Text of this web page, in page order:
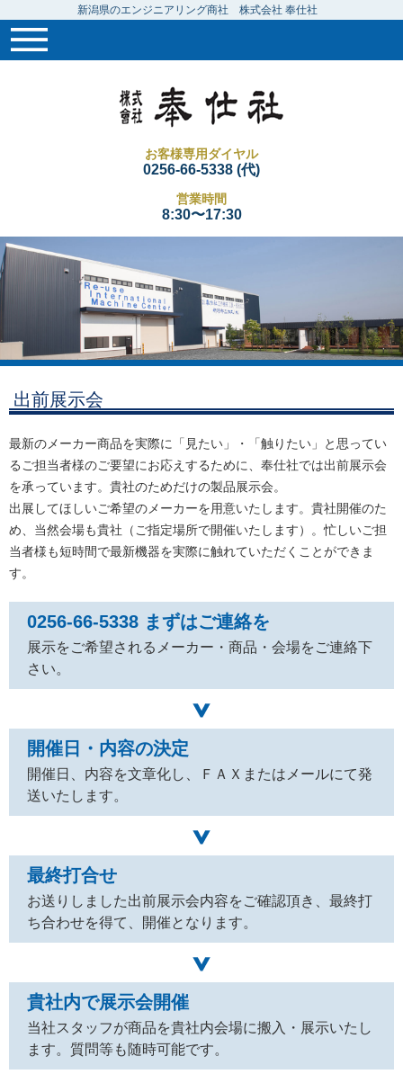
新潟県のエンジニアリング商社 株式会社 奉仕社
お客様専用ダイヤル
0256-66-5338 (代)
営業時間
8:30〜17:30
出前展示会
最新のメーカー商品を実際に「見たい」・「触りたい」と思ってい
るご担当者様のご要望にお応えするために、奉仕社では出前展示会
を承っています。貴社のためだけの製品展示会。
出展してほしいご希望のメーカーを用意いたします。貴社開催のた
め、当然会場も貴社（ご指定場所で開催いたします）。忙しいご担
当者様も短時間で最新機器を実際に触れていただくことができま
す。
0256-66-5338 まずはご連絡を
展示をご希望されるメーカー・商品・会場をご連絡下
さい。
開催日・内容の決定
開催日、内容を文章化し、ＦＡＸまたはメールにて発
送いたします。
最終打合せ
お送りしました出前展示会内容をご確認頂き、最終打
ち合わせを得て、開催となります。
貴社内で展示会開催
当社スタッフが商品を貴社内会場に搬入・展示いたし
ます。質問等も随時可能です。